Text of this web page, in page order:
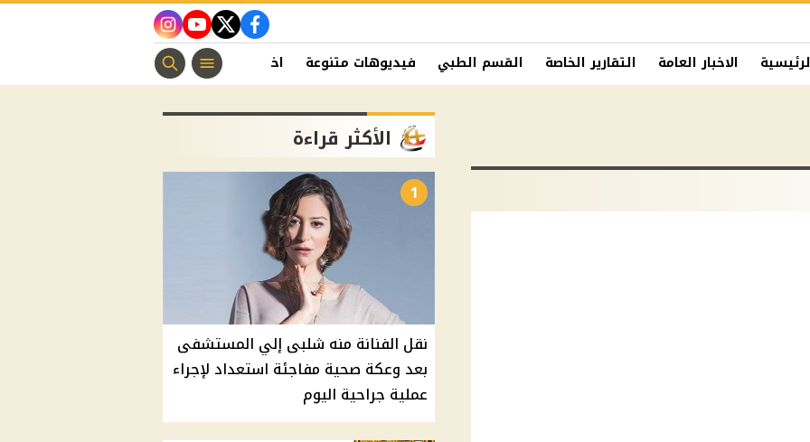
facebook
twitter
youtube
instagram
الاخبار العامة التقارير الخاصة القسم الطبي فيديوهات متنوعة اخبار الفن منوعات مسيحية
الأكثر قراءة
1
نقل الفنانة منه شلبى إلي المستشفى
بعد وعكة صحية مفاجئة استعداد لإجراء
عملية جراحية اليوم